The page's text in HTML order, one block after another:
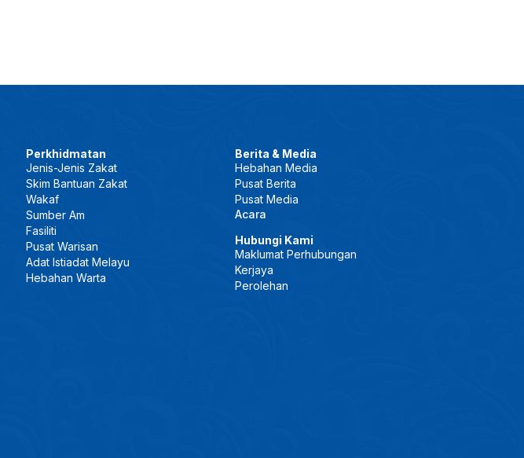
Perkhidmatan
Jenis-Jenis Zakat
Skim Bantuan Zakat
Wakaf
Sumber Am
Fasiliti
Pusat Warisan
Adat Istiadat Melayu
Hebahan Warta
Berita & Media
Hebahan Media
Pusat Berita
Pusat Media
Acara
Hubungi Kami
Maklumat Perhubungan
Kerjaya
Perolehan